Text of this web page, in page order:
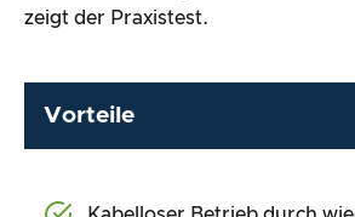
zeigt der Praxistest.
Vorteile